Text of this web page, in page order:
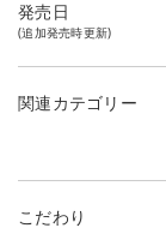
発売日
(追加発売時更新)
関連カテゴリー
こだわり